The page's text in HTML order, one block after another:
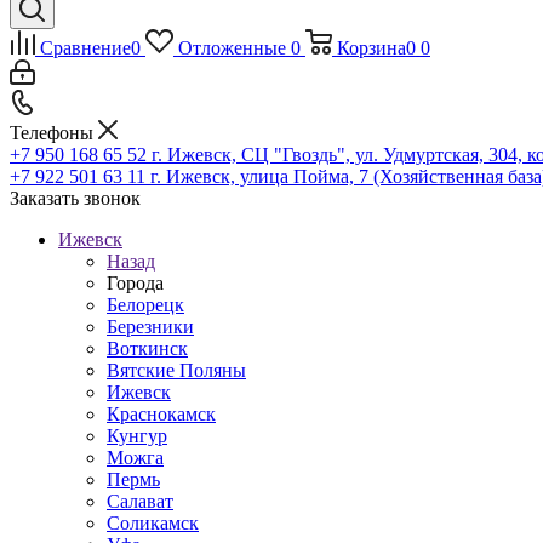
Сравнение0 Отложенные 0 Корзина0 0
Телефоны
+7 950 168 65 52 г. Ижевск, СЦ "Гвоздь", ул. Удмуртская, 304,
+7 922 501 63 11 г. Ижевск, улица Пойма, 7 (Хозяйственная
Заказать звонок
Ижевск
Назад
Города
Белорецк
Березники
Воткинск
Вятские Поляны
Ижевск
Краснокамск
Кунгур
Можга
Пермь
Салават
Соликамск